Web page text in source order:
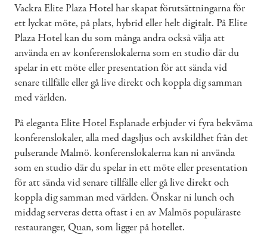
Vackra Elite Plaza Hotel har skapat förutsättningarna för
ett lyckat möte, på plats, hybrid eller helt digitalt. På Elite
Plaza Hotel kan du som många andra också välja att
använda en av konferenslokalerna som en studio där du
spelar in ett möte eller presentation för att sända vid
senare tillfälle eller gå live direkt och koppla dig samman
med världen.
På eleganta Elite Hotel Esplanade erbjuder vi fyra bekväma
konferenslokaler, alla med dagsljus och avskildhet från det
pulserande Malmö. konferenslokalerna kan ni använda
som en studio där du spelar in ett möte eller presentation
för att sända vid senare tillfälle eller gå live direkt och
koppla dig samman med världen. Önskar ni lunch och
middag serveras detta oftast i en av Malmös populäraste
restauranger, Quan, som ligger på hotellet.